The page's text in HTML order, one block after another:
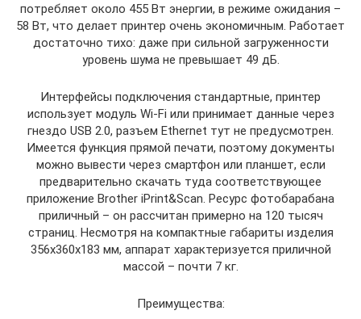
потребляет около 455 Вт энергии, в режиме ожидания –
58 Вт, что делает принтер очень экономичным. Работает
достаточно тихо: даже при сильной загруженности
уровень шума не превышает 49 дБ.
Интерфейсы подключения стандартные, принтер
использует модуль Wi-Fi или принимает данные через
гнездо USB 2.0, разъем Ethernet тут не предусмотрен.
Имеется функция прямой печати, поэтому документы
можно вывести через смартфон или планшет, если
предварительно скачать туда соответствующее
приложение Brother iPrint&Scan. Ресурс фотобарабана
приличный – он рассчитан примерно на 120 тысяч
страниц. Несмотря на компактные габариты изделия
356х360х183 мм, аппарат характеризуется приличной
массой – почти 7 кг.
Преимущества: